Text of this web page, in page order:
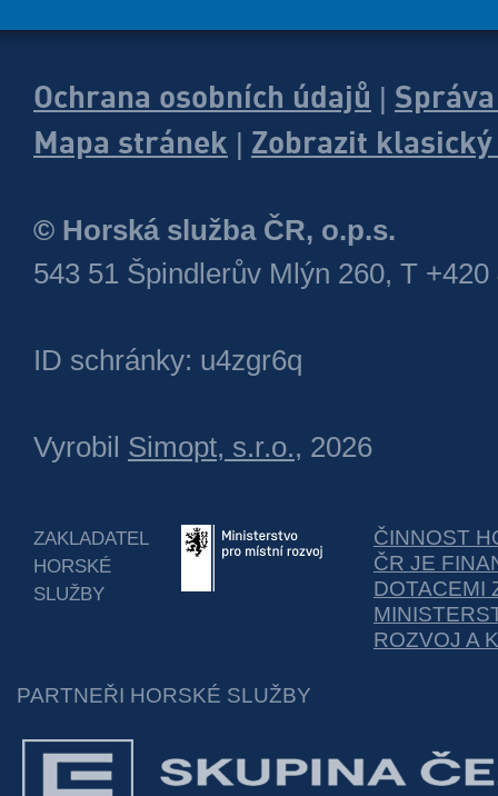
Ochrana osobních údajů
Mapa stránek
Zobrazit
© Horská služba ČR, o.p.s.
543 51 Špindlerův Mlýn 260, T +420
ID schránky: u4zgr6q
Vyrobil Simopt, s.r.o., 2026
ZAKLADATEL
HORSKÉ
SLUŽBY
ČINNOST
ČR JE
DOTACEMI
ROZVOJ A
PARTNEŘI HORSKÉ SLUŽBY